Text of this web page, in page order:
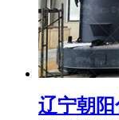
辽宁朝